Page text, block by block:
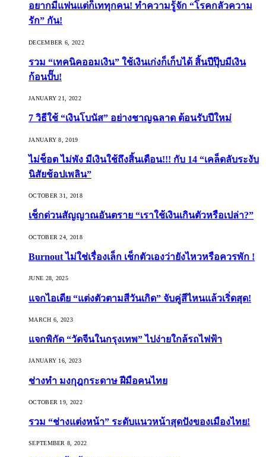
อยากมีแฟนแต่ก็เททุกคน! ทำความรู้จัก “โรคกลัวความ
รัก” กัน!
DECEMBER 6, 2022
รวม “เทคนิคออมเงิน” ใช้เงินเก่งก็เก็บได้ สิ้นปีปุ๊บมีเงิน
ก้อนปั๊บ!
JANUARY 21, 2022
7 วิธีใช้ “เงินโบนัส” อย่างชาญฉลาด ต้อนรับปีใหม่
JANUARY 8, 2019
ไม่ช็อต ไม่พัง มีเงินใช้ถึงสิ้นเดือน!!! กับ 14 “เคล็ดลับระงับ
นิสัยช้อปเพลิน”
OCTOBER 31, 2018
เช็กด่วนสัญญาณอันตราย “เราใช้เงินเกินตัวหรือเปล่า?”
OCTOBER 24, 2018
Burnout ไม่ใช่เรื่องเล็ก เช็กตัวเองว่ายังไหวหรือควรพัก !
JUNE 28, 2025
แจกไอเดีย “แต่งตัวตามสีวันเกิด” จับคู่สีไหนแล้วเริ่ดสุด!
MARCH 6, 2023
แจกพิกัด “วัดจีนในกรุงเทพ” ไปง่ายใกล้รถไฟฟ้า
JANUARY 16, 2023
ช่างทำ มงกุฎกระดาษ ฝีมือคนไทย
OCTOBER 19, 2022
รวม “ช่างแต่งหน้า” ระดับแนวหน้าสุดปังของเมืองไทย!
SEPTEMBER 8, 2022